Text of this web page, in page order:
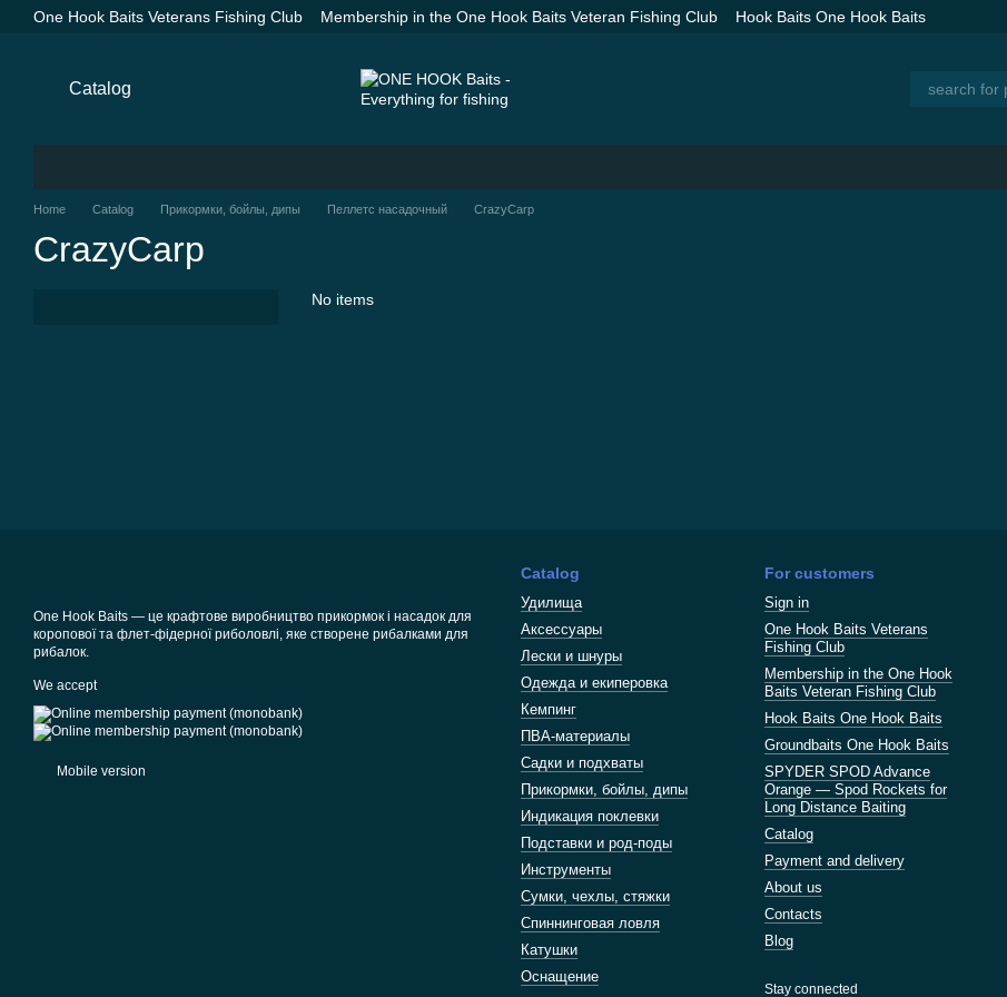
Skip to main content
One Hook Baits Veterans Fishing Club Membership in the One Hook Baits Veteran Fishing Club
Hook Baits One Hook Baits
Catalog
Home Catalog Прикормки, бойлы, дипы Пеллетс насадочный CrazyCarp
CrazyCarp
No items
One Hook Baits — це крафтове виробництво прикормок і насадок для
коропової та флет-фідерної риболовлі, яке створене рибалками для
рибалок.
We accept
Mobile version
Catalog
Удилища
Аксессуары
Лески и шнуры
Одежда и екиперовка
Кемпинг
ПВА-материалы
Садки и подхваты
Прикормки, бойлы, дипы
Индикация поклевки
Подставки и род-поды
Инструменты
Сумки, чехлы, стяжки
Спиннинговая ловля
Катушки
Оснащение
For customers
Sign in
One Hook Baits Veterans
Fishing Club
Membership in the One Hook
Baits Veteran Fishing Club
Hook Baits One Hook Baits
Groundbaits One Hook Baits
SPYDER SPOD Advance
Orange — Spod Rockets for
Long Distance Baiting
Catalog
Payment and delivery
About us
Contacts
Blog
Stay connected